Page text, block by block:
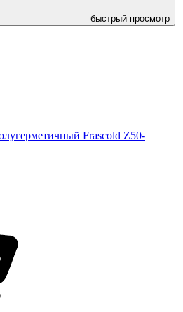
быстрый просмотр
Frascold Z50-